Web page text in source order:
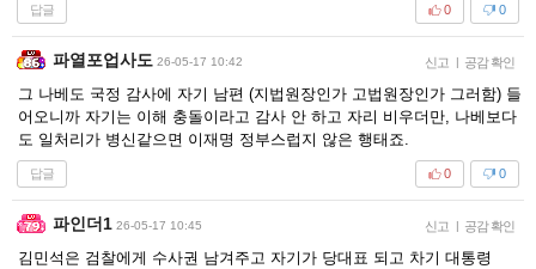
답글 0
0
파열포업사도 26-05-17 10:42 신고 | 공감 확인
그 나베도 국정 감사에 자기 남편 (지법원장인가 고법원장인가 그러함) 들
어오니까 자기는 이해 충돌이라고 감사 안 하고 자리 비우더만, 나베보다
도 일처리가 병신같으면 이재명 정부스럽지 않은 행태죠.
답글 0
0
파인더1 26-05-17 10:45 신고 | 공감 확인
김민석은 검찰에게 수사권 남겨주고 자기가 당대표 되고 차기 대통령